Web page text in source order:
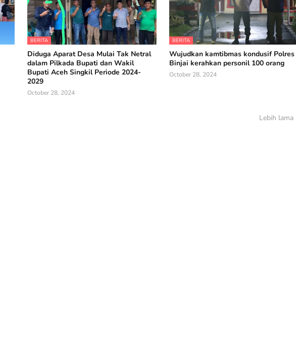
BERITA
Diduga Aparat Desa Mulai Tak Netral
dalam Pilkada Bupati dan Wakil
Bupati Aceh Singkil Periode 2024-
2029
October 28, 2024
BERITA
Wujudkan kamtibmas kondusif Polres
Binjai kerahkan personil 100 orang
October 28, 2024
Lebih lama